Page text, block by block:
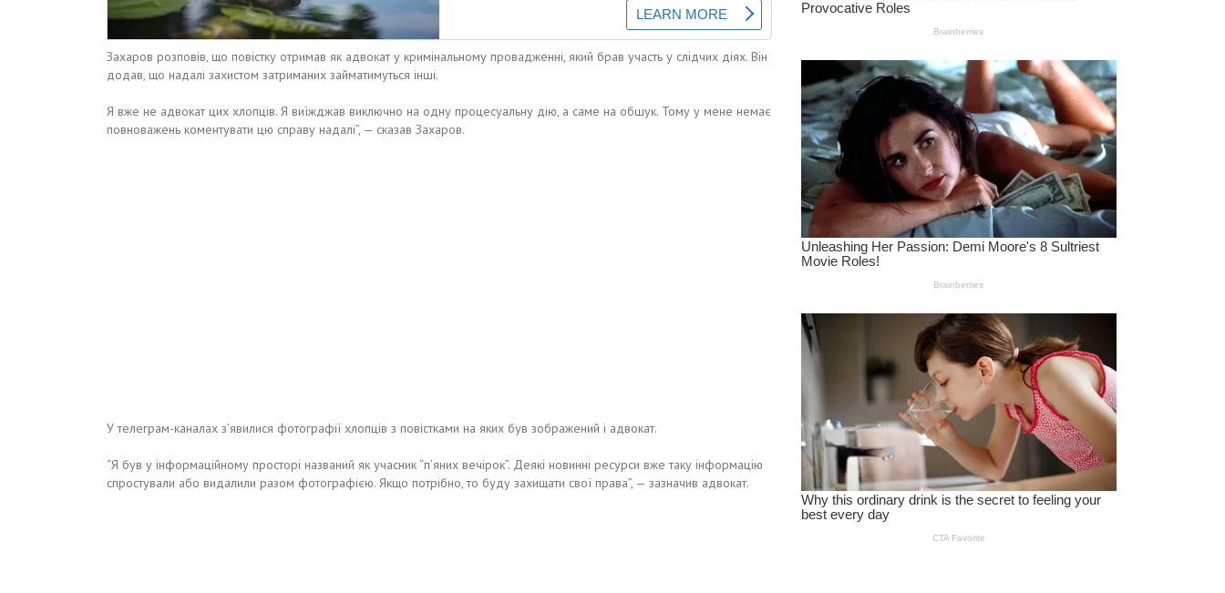
Захаров розповів, що повістку отримав як адвокат у кримінальному провадженні, який брав участь у слідчих діях. Він
додав, що надалі захистом затриманих займатимуться інші.
Я вже не адвокат цих хлопців. Я виїжджав виключно на одну процесуальну дію, а саме на обшук. Тому у мене немає
повноважень коментувати цю справу надалі”, — сказав Захаров.
У телеграм-каналах з’явилися фотографії хлопців з повістками на яких був зображений і адвокат.
“Я був у інформаційному просторі названий як учасник “п’яних вечірок”. Деякі новинні ресурси вже таку інформацію
спростували або видалили разом фотографією. Якщо потрібно, то буду захищати свої права”, — зазначив адвокат.